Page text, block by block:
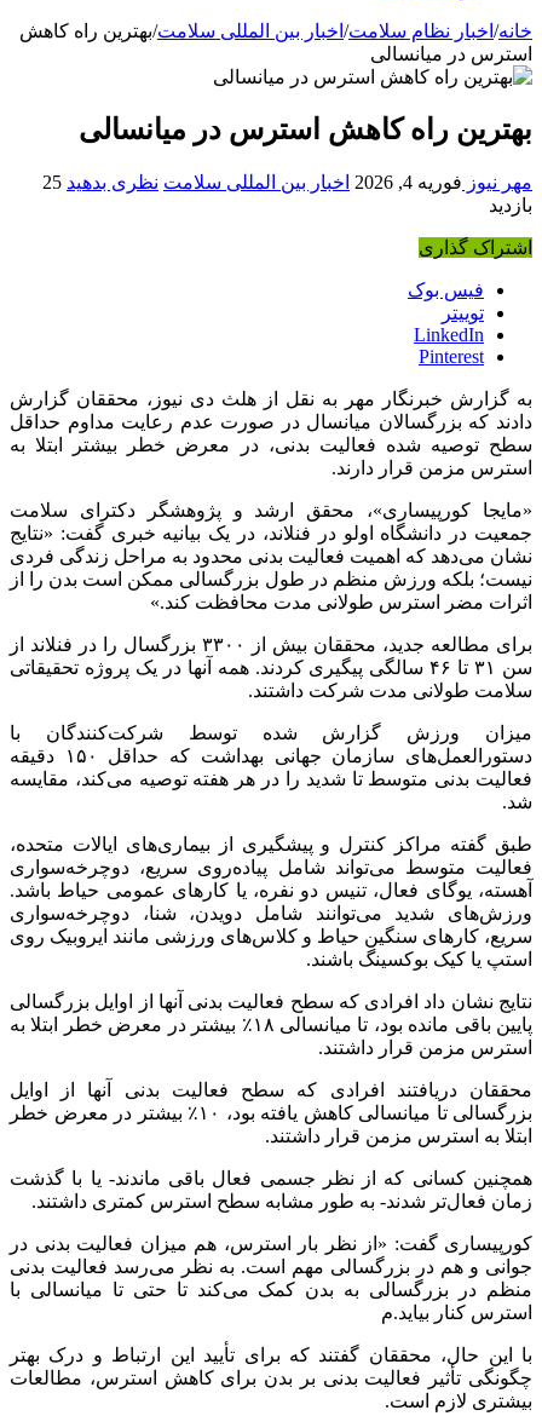
خانه/ اخبار نظام سلامت/ اخبار بین المللی سلامت/بهترین راه کاهش
استرس در میانسالی
بهترین راه کاهش استرس در میانسالی
مهر نیوز فوریه 4, 2026 اخبار بین المللی سلامت نظری بدهید 25
بازدید
اشتراک گذاری
فیس بوک
توییتر
LinkedIn
Pinterest
به گزارش خبرنگار مهر به نقل از هلث دی نیوز، محققان گزارش
دادند که بزرگسالان میانسال در صورت عدم رعایت مداوم حداقل
سطح توصیه شده فعالیت بدنی، در معرض خطر بیشتر ابتلا به
استرس مزمن قرار دارند.
«مایجا کورپیساری»، محقق ارشد و پژوهشگر دکترای سلامت
جمعیت در دانشگاه اولو در فنلاند، در یک بیانیه خبری گفت: «نتایج
نشان می‌دهد که اهمیت فعالیت بدنی محدود به مراحل زندگی فردی
نیست؛ بلکه ورزش منظم در طول بزرگسالی ممکن است بدن را از
اثرات مضر استرس طولانی مدت محافظت کند.»
برای مطالعه جدید، محققان بیش از ۳۳۰۰ بزرگسال را در فنلاند از
سن ۳۱ تا ۴۶ سالگی پیگیری کردند. همه آنها در یک پروژه تحقیقاتی
سلامت طولانی مدت شرکت داشتند.
میزان ورزش گزارش شده توسط شرکت‌کنندگان با
دستورالعمل‌های سازمان جهانی بهداشت که حداقل ۱۵۰ دقیقه
فعالیت بدنی متوسط تا شدید را در هر هفته توصیه می‌کند، مقایسه
شد.
طبق گفته مراکز کنترل و پیشگیری از بیماری‌های ایالات متحده،
فعالیت متوسط می‌تواند شامل پیاده‌روی سریع، دوچرخه‌سواری
آهسته، یوگای فعال، تنیس دو نفره، یا کارهای عمومی حیاط باشد.
ورزش‌های شدید می‌توانند شامل دویدن، شنا، دوچرخه‌سواری
سریع، کارهای سنگین حیاط و کلاس‌های ورزشی مانند ایروبیک روی
استپ یا کیک بوکسینگ باشند.
نتایج نشان داد افرادی که سطح فعالیت بدنی آنها از اوایل بزرگسالی
پایین باقی مانده بود، تا میانسالی ۱۸٪ بیشتر در معرض خطر ابتلا به
استرس مزمن قرار داشتند.
محققان دریافتند افرادی که سطح فعالیت بدنی آنها از اوایل
بزرگسالی تا میانسالی کاهش یافته بود، ۱۰٪ بیشتر در معرض خطر
ابتلا به استرس مزمن قرار داشتند.
همچنین کسانی که از نظر جسمی فعال باقی ماندند- یا با گذشت
زمان فعال‌تر شدند- به طور مشابه سطح استرس کمتری داشتند.
کورپیساری گفت: «از نظر بار استرس، هم میزان فعالیت بدنی در
جوانی و هم در بزرگسالی مهم است. به نظر می‌رسد فعالیت بدنی
منظم در بزرگسالی به بدن کمک می‌کند تا حتی تا میانسالی با
استرس کنار بیاید.م
با این حال، محققان گفتند که برای تأیید این ارتباط و درک بهتر
چگونگی تأثیر فعالیت بدنی بر بدن برای کاهش استرس، مطالعات
بیشتری لازم است.